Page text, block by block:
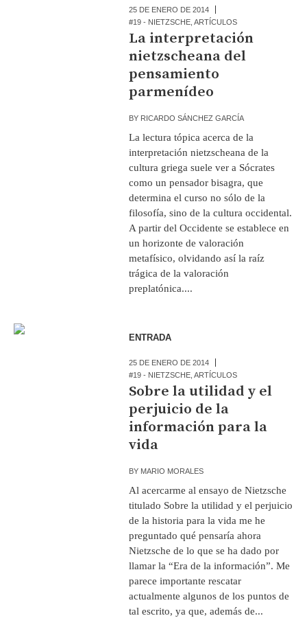
25 DE ENERO DE 2014
#19 - NIETZSCHE ,ARTÍCULOS
La interpretación
nietzscheana del
pensamiento
parmenídeo
BY RICARDO SÁNCHEZ GARCÍA
La lectura tópica acerca de la
interpretación nietzscheana de la
cultura griega suele ver a Sócrates
como un pensador bisagra, que
determina el curso no sólo de la
filosofía, sino de la cultura occidental.
A partir del Occidente se establece en
un horizonte de valoración
metafísico, olvidando así la raíz
trágica de la valoración
preplatónica....
ENTRADA
25 DE ENERO DE 2014
#19 - NIETZSCHE ,ARTÍCULOS
Sobre la utilidad y el
perjuicio de la
información para la
vida
BY MARIO MORALES
Al acercarme al ensayo de Nietzsche
titulado Sobre la utilidad y el perjuicio
de la historia para la vida me he
preguntado qué pensaría ahora
Nietzsche de lo que se ha dado por
llamar la “Era de la información”. Me
parece importante rescatar
actualmente algunos de los puntos de
tal escrito, ya que, además de...